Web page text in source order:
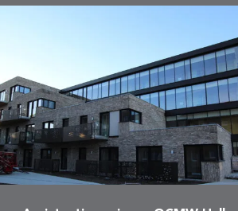
met Prizma Izegem een nieuw
Scholen van Morgen-project op.
In het gebouw, langs de
buitenzijde gekenmerkt door …
Meer